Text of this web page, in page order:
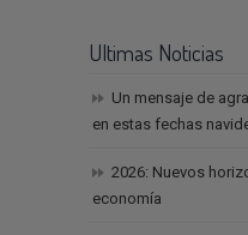
Ultimas Noticias
Un mensaje de
en estas fechas
2026: Nuevos
economía